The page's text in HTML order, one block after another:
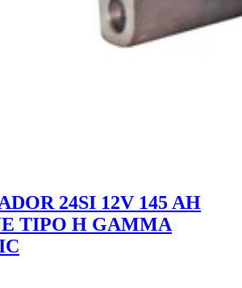
24SI 12V 145 AH
TIPO H GAMMA